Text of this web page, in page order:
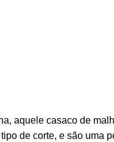
aquele casaco de
de corte, e são uma